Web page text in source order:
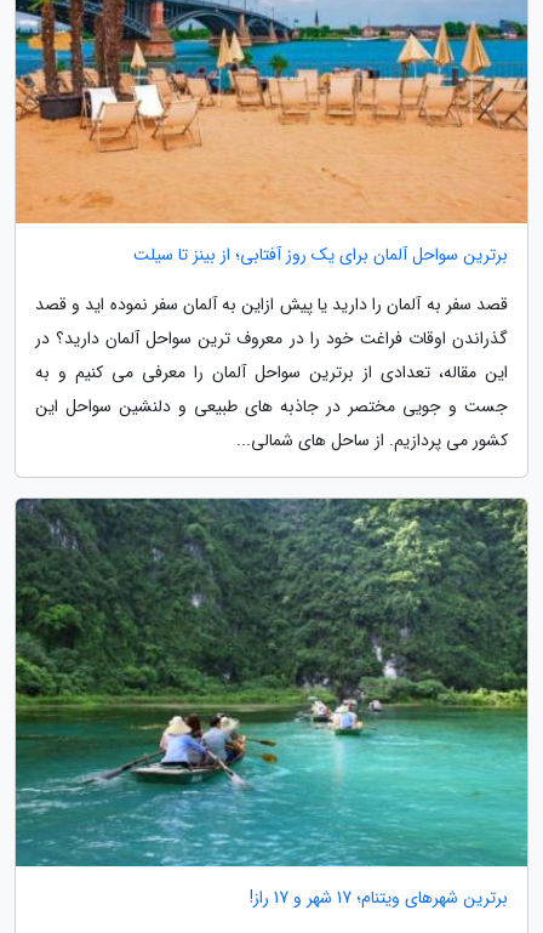
برترین سواحل آلمان برای یک روز آفتابی؛ از بینز تا سیلت
قصد سفر به آلمان را دارید یا پیش ازاین به آلمان سفر نموده اید و قصد
گذراندن اوقات فراغت خود را در معروف ترین سواحل آلمان دارید؟ در
این مقاله، تعدادی از برترین سواحل آلمان را معرفی می کنیم و به
جست و جویی مختصر در جاذبه های طبیعی و دلنشین سواحل این
کشور می پردازیم. از ساحل های شمالی...
برترین شهرهای ویتنام؛ 17 شهر و 17 راز!